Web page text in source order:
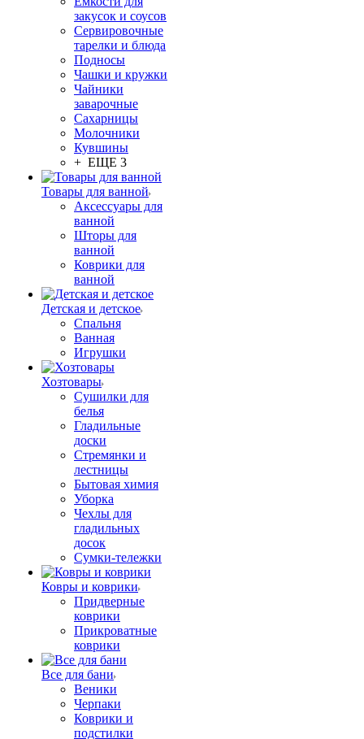
закусок и соусов
Сервировочные
тарелки и блюда
Подносы
Чашки и кружки
Чайники
заварочные
Сахарницы
Молочники
Кувшины
+ ЕЩЕ 3
Товары для ванной
Аксессуары для
ванной
Шторы для
ванной
Коврики для
ванной
Детская и детское
Спальня
Ванная
Игрушки
Хозтовары
Сушилки для
белья
Гладильные
доски
Стремянки и
лестницы
Бытовая химия
Уборка
Чехлы для
гладильных
досок
Сумки-тележки
Ковры и коврики
Придверные
коврики
Прикроватные
коврики
Все для бани
Веники
Черпаки
Коврики и
подстилки